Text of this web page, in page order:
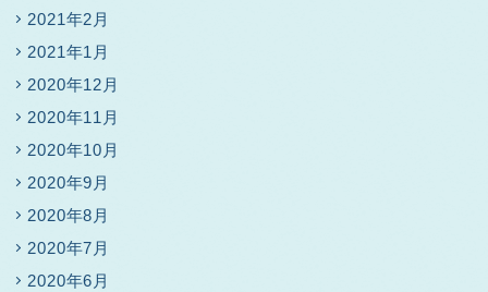
2021年2月
2021年1月
2020年12月
2020年11月
2020年10月
2020年9月
2020年8月
2020年7月
2020年6月